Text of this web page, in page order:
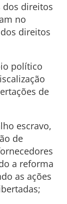
dos direitos
no
direitos
político
de
escravo,
de
a reforma
as ações